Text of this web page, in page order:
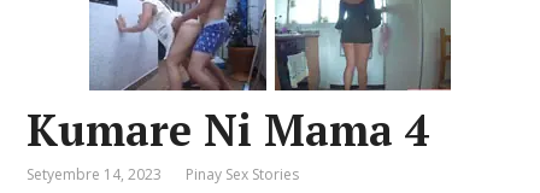
Kumare Ni Mama 4
Setyembre 14, 2023 Pinay Sex Stories